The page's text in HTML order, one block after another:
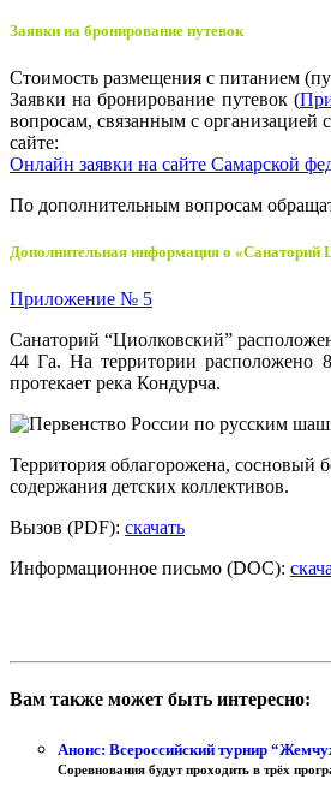
Заявки на бронирование путевок
Стоимость размещения с питанием
Заявки на бронирование путевок (
вопросам, связанным с организацией
сайте:
Онлайн заявки на сайте Самарской
По дополнительным вопросам
Дополнительная информация о «Санаторий
Приложение № 5
Санаторий “Циолковский”
44 Га. На территории расположено
протекает река Кондурча.
Территория облагорожена, сосновый
содержания детских коллективов.
Вызов (PDF): скачать
Информационное письмо (DOC):
Вам также может быть интересно:
Анонс: Всероссийский турнир
Соревнования будут проходить в трёх